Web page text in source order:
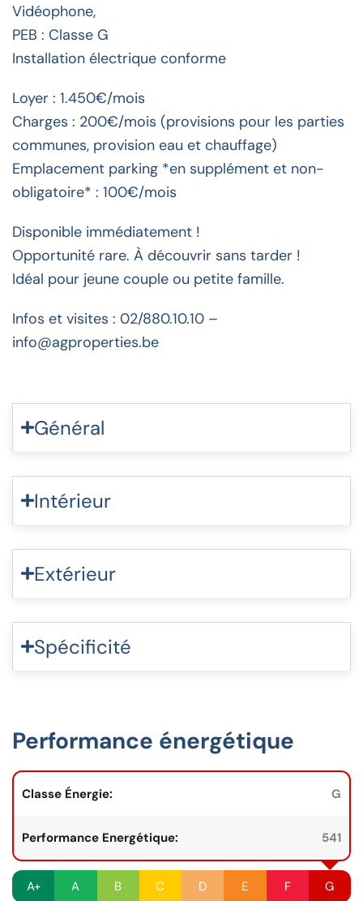
Vidéophone,
PEB : Classe G
Installation électrique conforme
Loyer : 1.450€/mois
Charges : 200€/mois (provisions pour les parties
communes, provision eau et chauffage)
Emplacement parking *en supplément et non-
obligatoire* : 100€/mois
Disponible immédiatement !
Opportunité rare. À découvrir sans tarder !
Idéal pour jeune couple ou petite famille.
Infos et visites : 02/880.10.10 –
info@agproperties.be
Général
Intérieur
Extérieur
Spécificité
Performance énergétique
Classe Énergie: G
Performance Energétique: 541
A+ A B C D E F G